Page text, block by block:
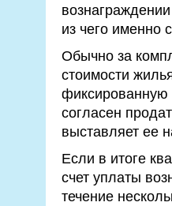
из чего именно
Обычно за
стоимости
фиксированную
согласен
выставляет ее
Если в итоге
счет уплаты
течение